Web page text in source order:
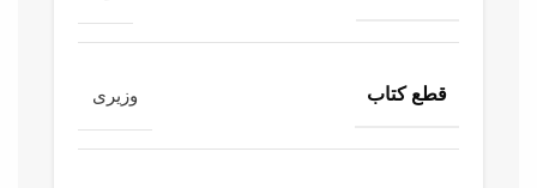
قطع کتاب وزیری